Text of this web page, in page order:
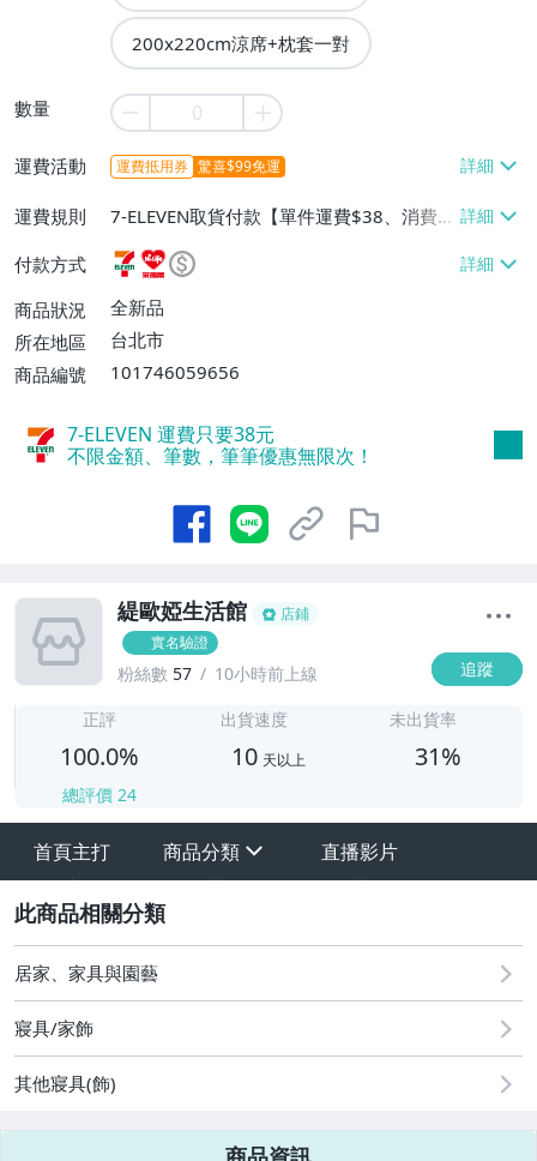
200x220cm涼席+枕套一對
數量
運費活動 運費抵用券 驚喜$99免運
運費規則
7-ELEVEN取貨付款【單件運費$38、消費滿
$990免運費】、萊爾富取貨付款【單件運
費$60、消費滿$990免運費】
付款方式
商品狀況
全新品
所在地區
台北市
商品編號
101746059656
7-ELEVEN 運費只要38元
不限金額、筆數，筆筆優惠無限次！
緹歐婭生活館
店鋪
實名驗證
粉絲數 57 10小時前上線 追蹤
正評
100.0%
總評價 24
出貨速度
10 天以上
未出貨率
31%
首頁主打 商品分類
其它
直播影片
居家、家具與園藝
寢具/家飾
其他寢具(飾)